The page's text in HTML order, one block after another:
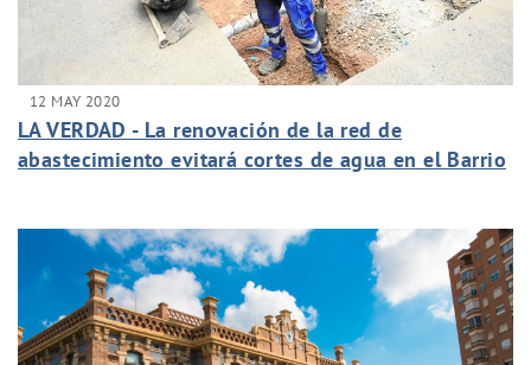
12 MAY 2020
LA VERDAD - La renovación de la red de
abastecimiento evitará cortes de agua en el Barrio